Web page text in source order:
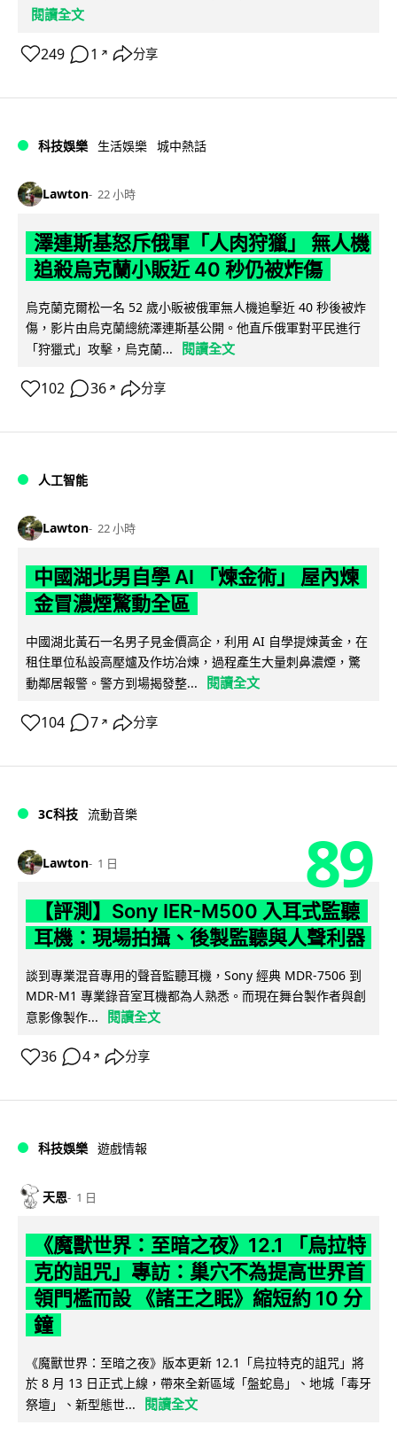
閱讀全文
249 1 ↗ 分享
科技娛樂 生活娛樂 城中熱話
Lawton 22 小時
澤連斯基怒斥俄軍「人肉狩獵」 無人機
追殺烏克蘭小販近 40 秒仍被炸傷
烏克蘭克爾松一名 52 歲小販被俄軍無人機追擊近 40 秒後被炸
傷，影片由烏克蘭總統澤連斯基公開。他直斥俄軍對平民進行
「狩獵式」攻擊，烏克蘭...
閱讀全文
102 36 ↗ 分享
人工智能
Lawton 22 小時
中國湖北男自學 AI 「煉金術」 屋內煉
金冒濃煙驚動全區
中國湖北黃石一名男子見金價高企，利用 AI 自學提煉黃金，在
租住單位私設高壓爐及作坊冶煉，過程產生大量刺鼻濃煙，驚
動鄰居報警。警方到場揭發整...
閱讀全文
104 7 ↗ 分享
3C科技 流動音樂
Lawton 1 日 89
【評測】Sony IER-M500 入耳式監聽
耳機：現場拍攝、後製監聽與人聲利器
談到專業混音專用的聲音監聽耳機，Sony 經典 MDR-7506 到
MDR-M1 專業錄音室耳機都為人熟悉。而現在舞台製作者與創
意影像製作...
閱讀全文
36 4 ↗ 分享
科技娛樂 遊戲情報
天恩 1 日
《魔獸世界：至暗之夜》12.1 「烏拉特
克的詛咒」專訪：巢穴不為提高世界首
領門檻而設 《諸王之眠》縮短約 10 分
鐘
《魔獸世界：至暗之夜》版本更新 12.1「烏拉特克的詛咒」將
於 8 月 13 日正式上線，帶來全新區域「盤蛇島」、地城「毒牙
祭壇」、新型態世...
閱讀全文